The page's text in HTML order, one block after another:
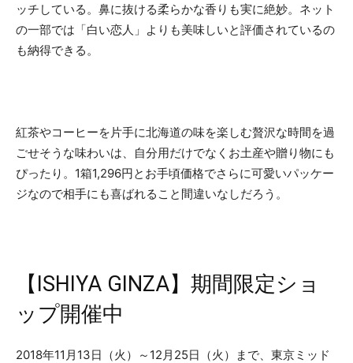
ッチしている。鼻に抜ける柔らかな香りも実に絶妙。ネット
の一部では「白い恋人」よりも美味しいと評価されているの
も納得できる。
紅茶やコーヒーを片手に北海道の味を楽しむ贅沢な時間を過
ごせそうな味わいは、自分用だけでなくお土産や贈り物にも
ぴったり。1箱1,296円とお手頃価格でさらに可愛いパッケー
ジなので相手にも喜ばれること間違いなしだろう。
【ISHIYA GINZA】期間限定ショ
ップ開催中
2018年11月13日（火）～12月25日（火）まで、東京ミッド